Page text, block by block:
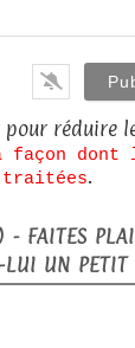
pour réduire
dont
traitées.
- FAITES
LUI UN PETIT